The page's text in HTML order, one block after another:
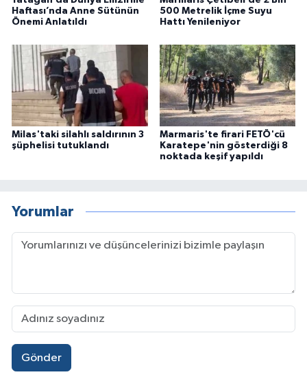
Haftası’nda Anne Sütünün
Önemi Anlatıldı
500 Metrelik İçme Suyu
Hattı Yenileniyor
Milas'taki silahlı saldırının 3
şüphelisi tutuklandı
Marmaris'te firari FETÖ'cü
Karatepe'nin gösterdiği 8
noktada keşif yapıldı
Yorumlar
Gönder